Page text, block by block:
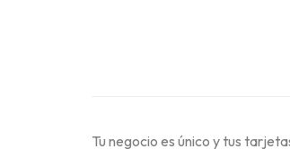
Tu negocio es único y tus